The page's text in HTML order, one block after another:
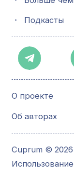
・ Подкасты
О проекте
Об авторах
Cuprum ©